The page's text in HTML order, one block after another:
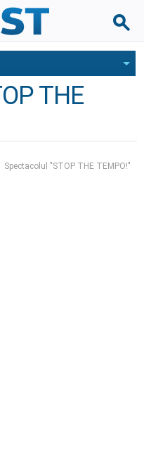
THE
Spectacolul "STOP THE TEMPO!"